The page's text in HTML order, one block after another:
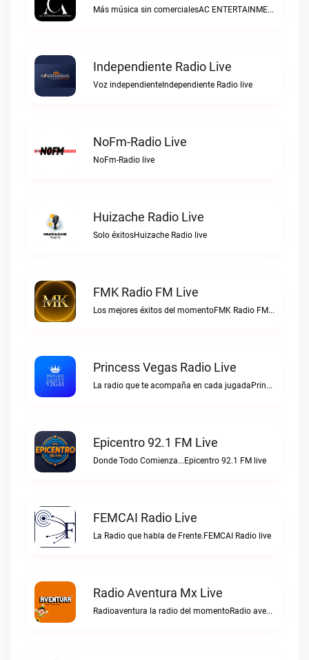
Más música sin comercialesAC ENTERTAINMENTMX live
Independiente Radio Live
Voz independienteIndependiente Radio live
NoFm-Radio Live
NoFm-Radio live
Huizache Radio Live
Solo éxitosHuizache Radio live
FMK Radio FM Live
Los mejores éxitos del momentoFMK Radio FM live
Princess Vegas Radio Live
La radio que te acompaña en cada jugadaPrincess Vegas Radio live
Epicentro 92.1 FM Live
Donde Todo Comienza...Epicentro 92.1 FM live
FEMCAI Radio Live
La Radio que habla de Frente.FEMCAI Radio live
Radio Aventura Mx Live
Radioaventura la radio del momentoRadio aventura mx live